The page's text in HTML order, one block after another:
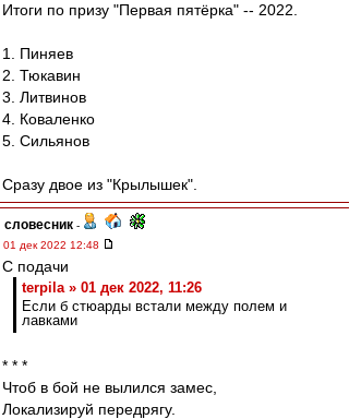
Итоги по призу "Первая пятёрка" -- 2022.
1. Пиняев
2. Тюкавин
3. Литвинов
4. Коваленко
5. Сильянов
Сразу двое из "Крылышек".
словесник -
01 дек 2022 12:48
С подачи
terpila » 01 дек 2022, 11:26
Если б стюарды встали между полем и
лавками
* * *
Чтоб в бой не вылился замес,
Локализируй передрягу.